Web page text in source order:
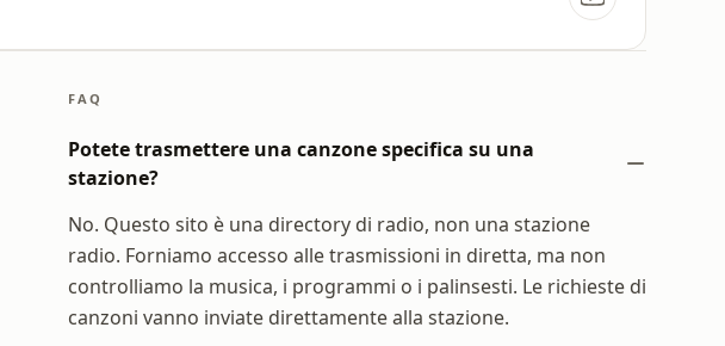
FAQ
Potete trasmettere una canzone specifica su una
stazione?
No. Questo sito è una directory di radio, non una stazione
radio. Forniamo accesso alle trasmissioni in diretta, ma non
controlliamo la musica, i programmi o i palinsesti. Le richieste di
canzoni vanno inviate direttamente alla stazione.